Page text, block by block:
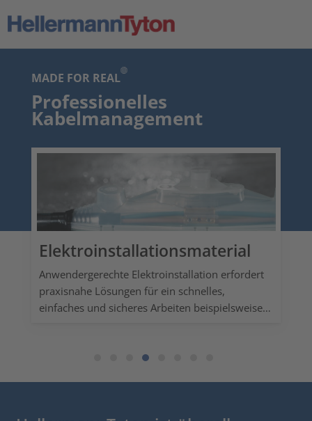
MADE FOR REAL
Professionelles
Kabelmanagement
Elektroinstallationsmaterial
Anwendergerechte Elektroinstallation erfordert
praxisnahe Lösungen für ein schnelles,
einfaches und sicheres Arbeiten beispielsweise